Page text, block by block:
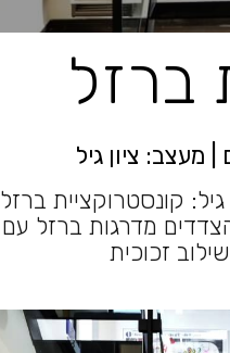
ברזל
מעצב: ציון גיל
קונסטרוקציית ברזל
מדרגות ברזל עם
זכוכית